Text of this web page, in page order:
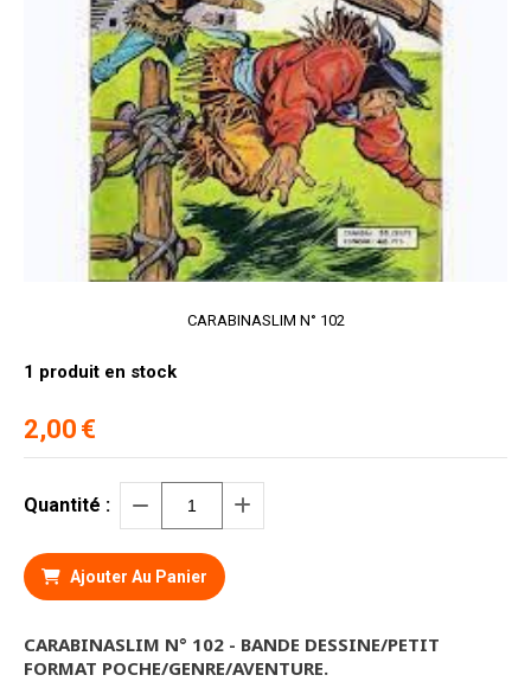
CARABINASLIM N° 102
2,00 €
1 produit en stock
Quantité :
Ajouter Au Panier
CARABINASLIM N° 102 - BANDE DESSINE/PETIT
FORMAT POCHE/GENRE/AVENTURE.